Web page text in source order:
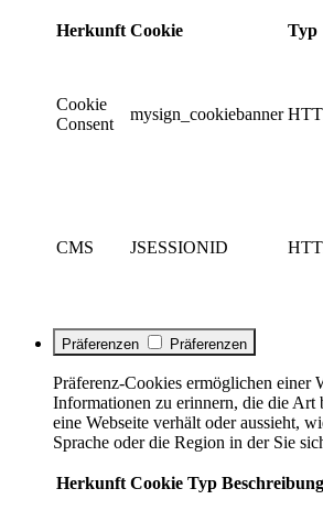
Herkunft Cookie Typ
Cookie
Consent
mysign_cookiebanner
CMS JSESSIONID
Präferenzen Präferenzen
Präferenz-Cookies ermöglichen einer
Informationen zu erinnern, die die Art
eine Webseite verhält oder aussieht,
Sprache oder die Region in der Sie
Herkunft Cookie Typ Beschreibung